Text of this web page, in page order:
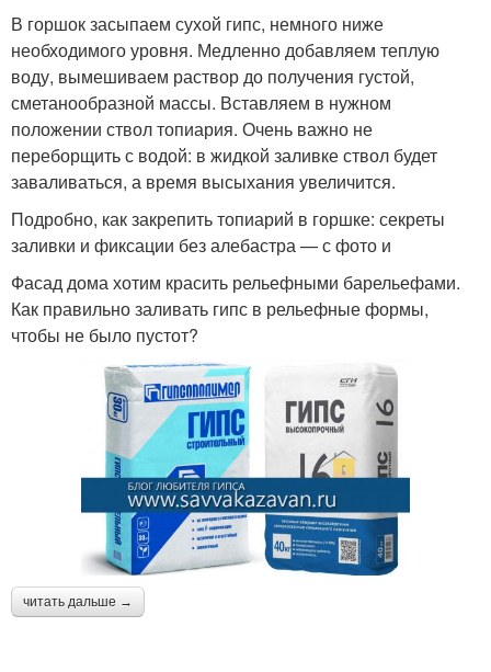
В горшок засыпаем сухой гипс, немного ниже
необходимого уровня. Медленно добавляем теплую
воду, вымешиваем раствор до получения густой,
сметанообразной массы. Вставляем в нужном
положении ствол топиария. Очень важно не
переборщить с водой: в жидкой заливке ствол будет
заваливаться, а время высыхания увеличится.
Подробно, как закрепить топиарий в горшке: секреты
заливки и фиксации без алебастра — с фото и
Фасад дома хотим красить рельефными барельефами.
Как правильно заливать гипс в рельефные формы,
чтобы не было пустот?
читать дальше →